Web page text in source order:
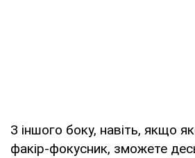
З іншого боку, навіть, якщо
факір-фокусник, зможете